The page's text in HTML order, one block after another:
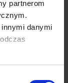
partnerom
danymi